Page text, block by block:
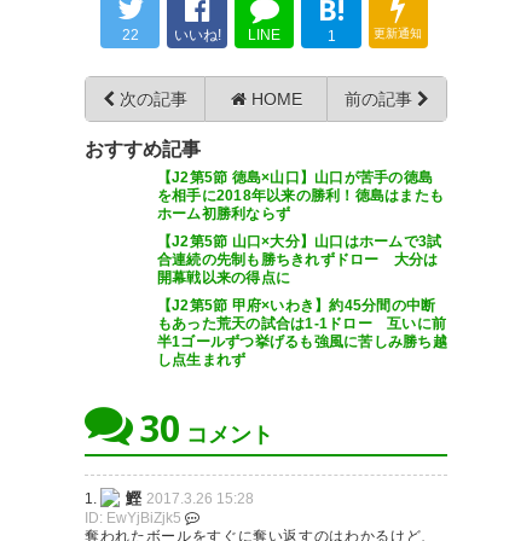
レノファ
https://t.co/SqsmFxrLbb
— RISU@いざJ1へ！！
(RISU104)
ここからはじめよう。ここから
変わろう。 #レノファ
— Deo (ryoux)
レノファ勝ったよぉぉ！！！
https://t.co/I9DCgEuWi4
— ゆじ1999 (yuzhi19991999)
2017, 3月 26
小塚和季、ロングシュートスー
パーゴールは「狙っていた」
— ゆーた(仮名) (uta_29)2017, 3
MVP小塚ー！(デスヨネー！)
https://t.co/V6qOfaoDJK
— おのぢ (EinGrossesHerz)
22 いいね! LINE
B!
1 更新通知
次の記事 HOME 前の記事
おすすめ記事
【J2第5節 徳島×山口】山口が苦手の徳島
を相手に2018年以来の勝利！徳島はまたも
ホーム初勝利ならず
【J2第5節 山口×大分】山口はホームで3試
合連続の先制も勝ちきれずドロー 大分は
開幕戦以来の得点に
【J2第5節 甲府×いわき】約45分間の中断
もあった荒天の試合は1-1ドロー 互いに前
半1ゴールずつ挙げるも強風に苦しみ勝ち越
し点生まれず
30 コメント
1. 鰹 2017.3.26 15:28
ID: EwYjBiZjk5
奪われたボールをすぐに奪い返すのはわかるけど、